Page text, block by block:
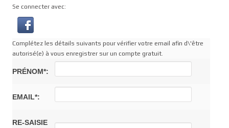
Se connecter avec:
Complétez les détails suivants pour vérifier votre email afin d\'être
autorisé(e) à vous enregistrer sur un compte gratuit.
PRÉNOM*:
EMAIL*:
RE-SAISIE